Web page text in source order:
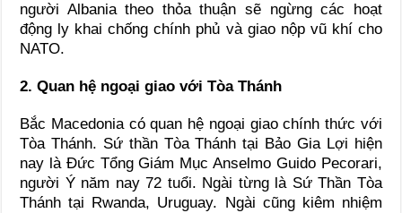
người Albania theo thỏa thuận sẽ ngừng các hoạt
động ly khai chống chính phủ và giao nộp vũ khí cho
NATO.
2. Quan hệ ngoại giao với Tòa Thánh
Bắc Macedonia có quan hệ ngoại giao chính thức với
Tòa Thánh. Sứ thần Tòa Thánh tại Bảo Gia Lợi hiện
nay là Đức Tổng Giám Mục Anselmo Guido Pecorari,
người Ý năm nay 72 tuổi. Ngài từng là Sứ Thần Tòa
Thánh tại Rwanda, Uruguay. Ngài cũng kiêm nhiệm